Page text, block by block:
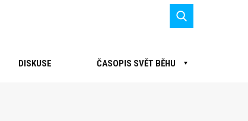
DISKUSE ČASOPIS SVĚT BĚHU